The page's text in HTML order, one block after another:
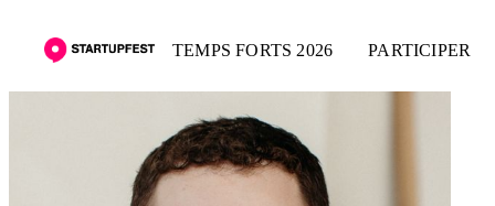
TEMPS FORTS 2026 PARTICIPER